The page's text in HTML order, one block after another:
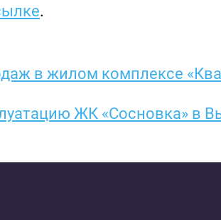
.
в жилом комплексе
ЖК «Сосновка» в